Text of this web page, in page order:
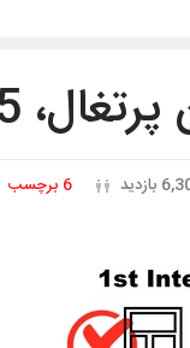
2025
بازدید 6 برچسب